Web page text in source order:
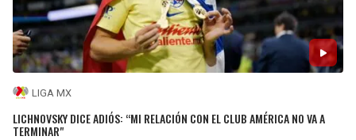
LIGA MX
LICHNOVSKY DICE ADIÓS: “MI RELACIÓN CON EL CLUB AMÉRICA NO VA A
TERMINAR"